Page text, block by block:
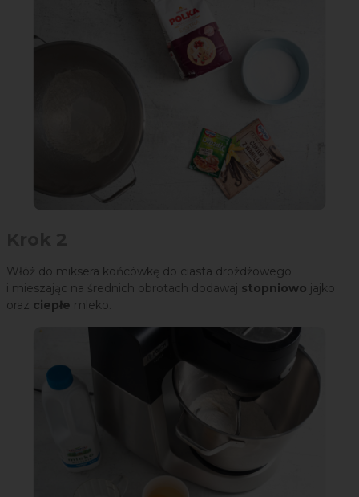
Włóż do miksera końcówkę do ciasta drożdżowego
i mieszając na średnich obrotach dodawaj stopniowo jajko
oraz ciepłe mleko.